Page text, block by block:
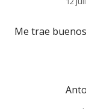
Me trae